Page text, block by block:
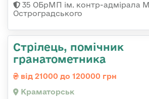
35 ОБрМП ім. контр-адмірала
Остроградського
Стрілець, помічник
гранатометника
від 21000 до 120000 грн
Краматорськ